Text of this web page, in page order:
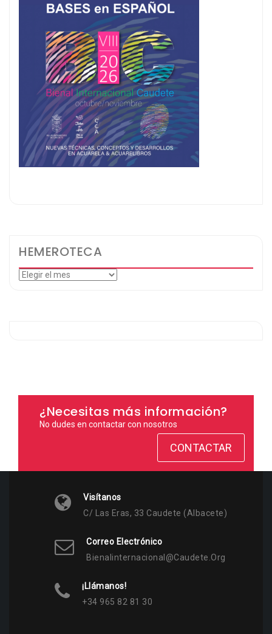
HEMEROTECA
Hemeroteca
¿Necesitas más información?
No dudes en contactar con nosotros
CONTACTAR
Visítanos
C/ Las Eras, 33 Caudete (Albacete)
Correo Electrónico
Bienalinternacional@caudete.org
¡Llámanos!
+34 965 82 81 30